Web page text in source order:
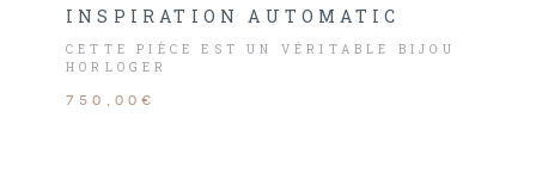
INSPIRATION AUTOMATIC
CETTE PIÈCE EST UN VÉRITABLE BIJOU
HORLOGER
750,00€